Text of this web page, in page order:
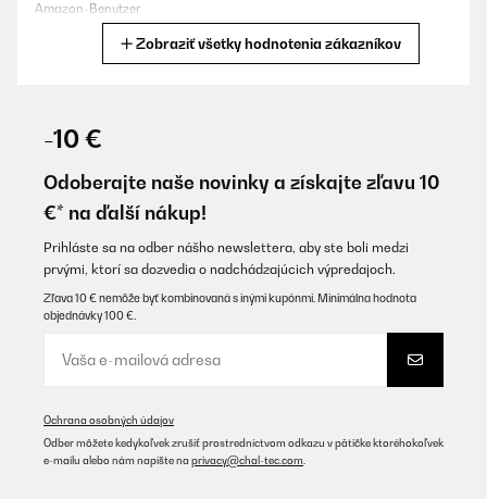
Amazon-Benutzer
Amazon-Benutzer
OVERENÁ KONTROLA
*.*
Zobraziť všetky hodnotenia zákazníkov
-10 €
Odoberajte naše novinky a získajte zľavu 10
€* na ďalší nákup!
Prihláste sa na odber nášho newslettera, aby ste boli medzi
prvými, ktorí sa dozvedia o nadchádzajúcich výpredajoch.
Zľava 10 € nemôže byť kombinovaná s inými kupónmi. Minimálna hodnota
objednávky 100 €.
Ochrana osobných údajov
Odber môžete kedykoľvek zrušiť prostredníctvom odkazu v pätičke ktoréhokoľvek
e-mailu alebo nám napíšte na privacy@chal-tec.com